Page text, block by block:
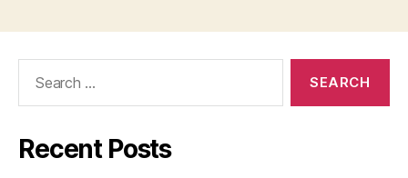
ふ
る
Recent Posts